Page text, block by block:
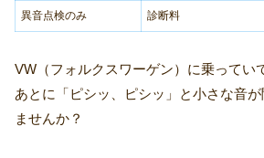
異音点検のみ 診断料
VW（フォルクスワーゲン）に乗ってい
あとに「ピシッ、ピシッ」と小さな音
ませんか？